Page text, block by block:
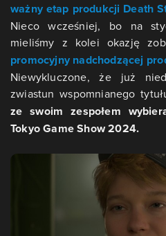
ważny etap produkcji Death
Nieco wcześniej, bo na
mieliśmy z kolei okazję
promocyjny nadchodzącej
Niewykluczone, że już
zwiastun wspomnianego
ze swoim zespołem
Tokyo Game Show 2024.